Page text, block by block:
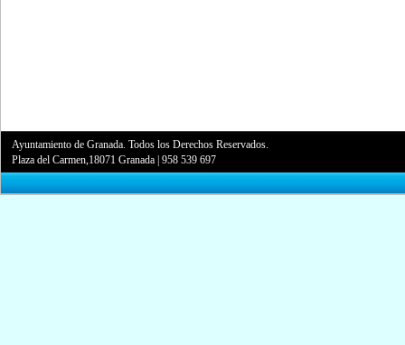
Ayuntamiento de Granada. Todos los Derechos Reservados.
Plaza del Carmen,18071 Granada |958 539 697